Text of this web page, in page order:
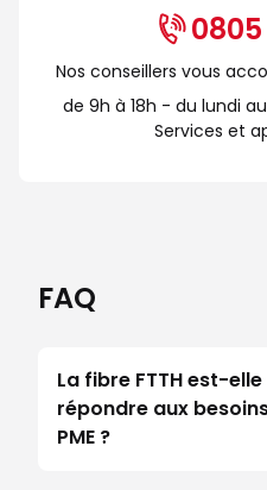
Nos conseillers vous
de 9h à 18h - du lundi
Services et
FAQ
La fibre FTTH est-
répondre aux
PME ?